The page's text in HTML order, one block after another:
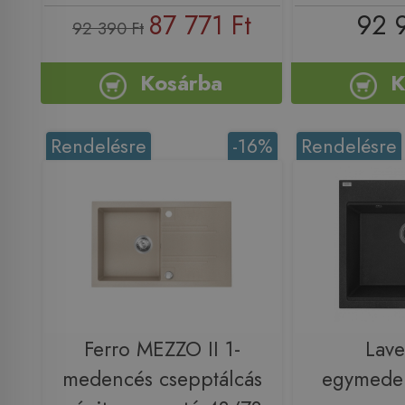
92 390 Ft 87 771 Ft
Kosárba
92
-16%
Rendelésre
Ferro MEZZO II 1-
medencés csepptálcás
Rendelésre